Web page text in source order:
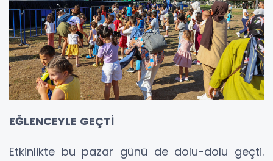
EĞLENCEYLE GEÇTİ
Etkinlikte bu pazar günü de dolu-dolu geçti.